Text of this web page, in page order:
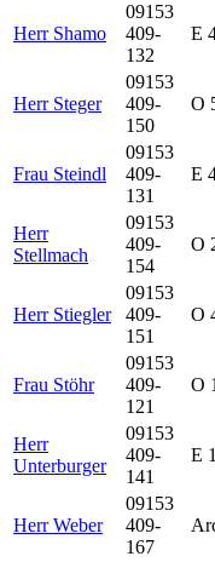
Herr Shamo
09153
409-
132
E
Herr Steger
09153
409-
150
O
Frau Steindl
09153
409-
131
E
Herr
Stellmach
09153
409-
154
O
Herr Stiegler
09153
409-
151
O
Frau Stöhr
09153
409-
121
O
Herr
Unterburger
09153
409-
141
E
Herr Weber
09153
409-
167